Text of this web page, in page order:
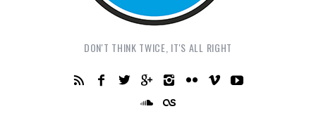
DON'T THINK TWICE, IT'S ALL RIGHT